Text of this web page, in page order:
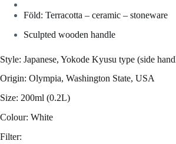
Föld: Terracotta – ceramic – stoneware
Sculpted wooden handle
Style: Japanese, Yokode Kyusu type (side
Origin: Olympia, Washington State, USA
Size: 200ml (0.2L)
Colour: White
Filter: